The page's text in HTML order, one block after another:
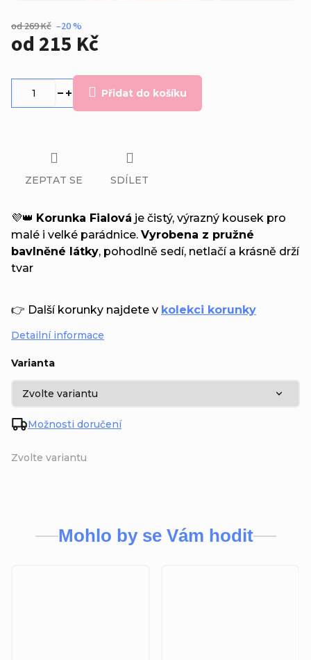
od 269 Kč –20 %
od 215 Kč
Zvolte variantu
Varianta
Možnosti doručení
Přidat do košíku
💜👑 Korunka Fialová je čistý, výrazný kousek pro
malé i velké parádnice. Vyrobena z pružné
bavlněné látky, pohodlně sedí, netlačí a krásně drží
tvar
👉 Další korunky najdete v kolekci korunky
Detailní informace
ZEPTAT SE SDÍLET
Mohlo by se Vám hodit